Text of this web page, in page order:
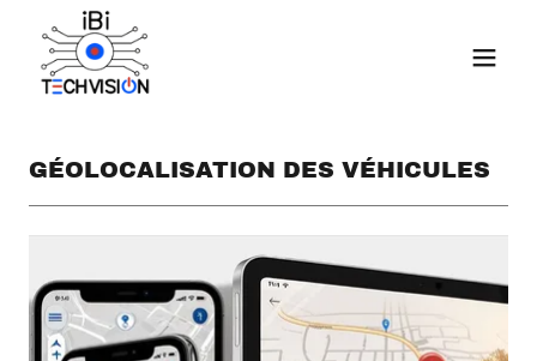
GÉOLOCALISATION DES VÉHICULES